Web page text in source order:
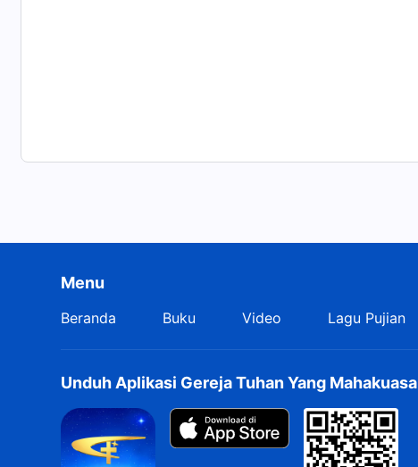
Menu
Beranda Buku Video Lagu Pujian
Unduh Aplikasi Gereja Tuhan Yang Mahakuasa